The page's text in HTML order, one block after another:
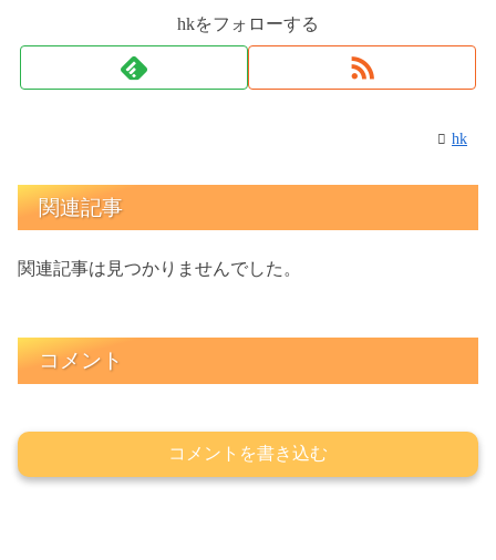
hkをフォローする
hk
関連記事
関連記事は見つかりませんでした。
コメント
コメントを書き込む